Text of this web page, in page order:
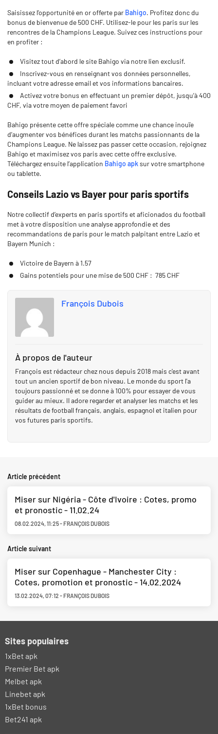
Saisissez l’opportunité en or offerte par Bahigo. Profitez donc du
bonus de bienvenue de 500 CHF. Utilisez-le pour les paris sur les
rencontres de la Champions League. Suivez ces instructions pour
en profiter :
Visitez tout d’abord le site Bahigo via notre lien exclusif.
Inscrivez-vous en renseignant vos données personnelles,
incluant votre adresse email et vos informations bancaires.
Activez votre bonus en effectuant un premier dépôt, jusqu’à 400
CHF, via votre moyen de paiement favori
Bahigo présente cette offre spéciale comme une chance inouïe
d’augmenter vos bénéfices durant les matchs passionnants de la
Champions League. Ne laissez pas passer cette occasion, rejoignez
Bahigo et maximisez vos paris avec cette offre exclusive.
Téléchargez ensuite l’application Bahigo apksur votre smartphone
ou tablette.
Conseils Lazio vs Bayer pour paris sportifs
Notre collectif d’experts en paris sportifs et aficionados du football
met à votre disposition une analyse approfondie et des
recommandations de paris pour le match palpitant entre Lazio et
Bayern Munich :
Victoire de Bayern à 1.57
Gains potentiels pour une mise de 500 CHF : 785 CHF
François Dubois
À propos de l'auteur
François est rédacteur chez nous depuis 2018 mais c'est avant
tout un ancien sportif de bon niveau. Le monde du sport l'a
toujours passionné et se donne à 100% pour essayer de vous
guider au mieux. Il adore regarder et analyser les matchs et les
résultats de football français, anglais, espagnol et italien pour
vos futures paris sportifs.
Article précédent
Miser sur Nigéria - Côte d'Ivoire : Cotes, promo
et pronostic - 11.02.24
08.02.2024,11:25- FRANÇOIS DUBOIS
Article suivant
Miser sur Copenhague - Manchester City :
Cotes, promotion et pronostic - 14.02.2024
13.02.2024,07:12 - FRANÇOIS DUBOIS
Sites populaires
1xBet apk
Premier Bet apk
Melbet apk
Linebet apk
1xBet bonus
Bet241 apk